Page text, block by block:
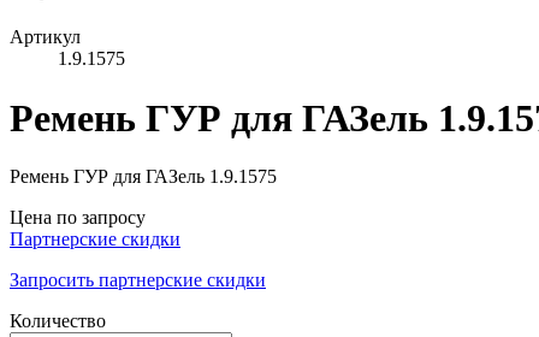
Артикул
1.9.1575
Ремень ГУР для ГАЗель
Ремень ГУР для ГАЗель 1.9.1575
Цена по запросу
Партнерские скидки
Запросить партнерские скидки
Количество